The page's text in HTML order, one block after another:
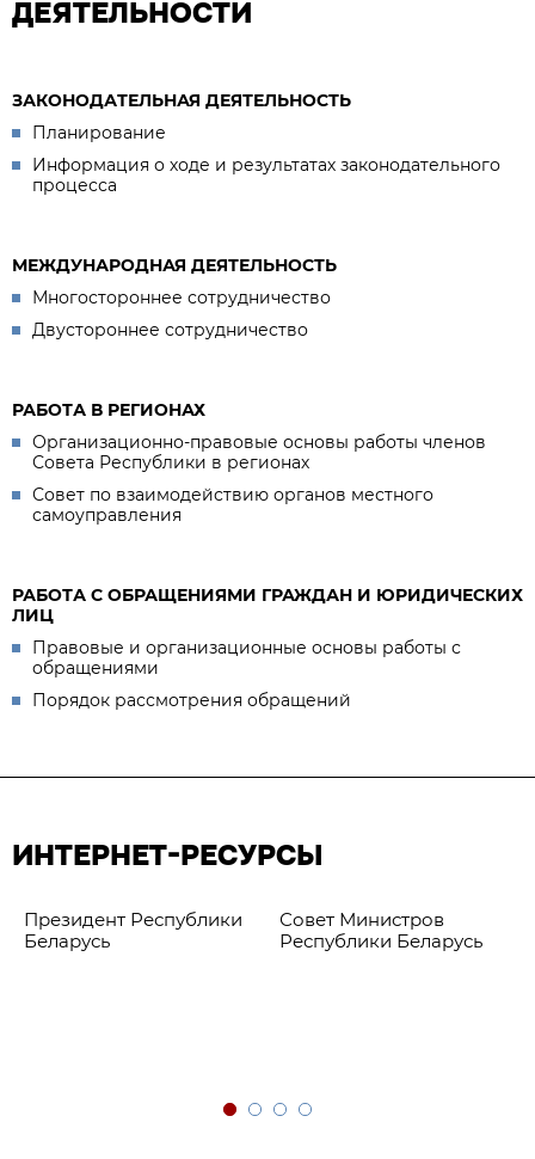
ДЕЯТЕЛЬНОСТИ
ЗАКОНОДАТЕЛЬНАЯ ДЕЯТЕЛЬНОСТЬ
Планирование
Информация о ходе и результатах законодательного
процесса
МЕЖДУНАРОДНАЯ ДЕЯТЕЛЬНОСТЬ
Многостороннее сотрудничество
Двустороннее сотрудничество
РАБОТА В РЕГИОНАХ
Организационно-правовые основы работы членов
Совета Республики в регионах
Совет по взаимодействию органов местного
самоуправления
РАБОТА С ОБРАЩЕНИЯМИ ГРАЖДАН И ЮРИДИЧЕСКИХ
ЛИЦ
Правовые и организационные основы работы с
обращениями
Порядок рассмотрения обращений
ИНТЕРНЕТ-РЕСУРСЫ
Президент Республики
Беларусь
Совет Министров
Республики Беларусь